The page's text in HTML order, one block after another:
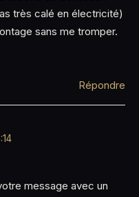
très calé en électricité)
sans me tromper.
Répondre
message avec un